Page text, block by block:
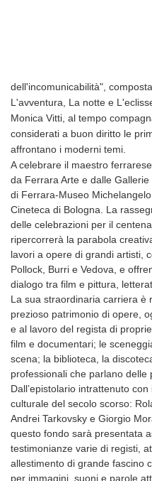
dell'incomunicabilità",
L'avventura, La notte e
Monica Vitti, al tempo
considerati a buon diritto le
affrontano i moderni temi.
A celebrare il maestro
da Ferrara Arte e dalle
di Ferrara-Museo
Cineteca di Bologna. La
delle celebrazioni per il
ripercorrerà la parabola
lavori a opere di grandi artisti,
Pollock, Burri e Vedova, e
dialogo tra film e pittura,
La sua straordinaria carriera è
prezioso patrimonio di opere,
e al lavoro del regista di
film e documentari; le
scena; la biblioteca, la
professionali che parlano delle
Dall’epistolario intrattenuto
culturale del secolo scorso:
Andrei Tarkovsky e Giorgio
questo fondo sarà presentata
testimonianze varie di registi,
allestimento di grande fascino
per immagini, suoni e parole